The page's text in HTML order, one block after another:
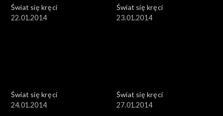
Świat się kręci
22.01.2014
Świat się kręci
23.01.2014
Świat się kręci
24.01.2014
Świat się kręci
27.01.2014